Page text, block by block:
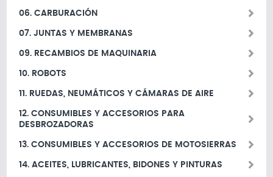
06. CARBURACIÓN
07. JUNTAS Y MEMBRANAS
09. RECAMBIOS DE MAQUINARIA
10. ROBOTS
11. RUEDAS, NEUMÁTICOS Y CÁMARAS DE AIRE
12. CONSUMIBLES Y ACCESORIOS PARA
DESBROZADORAS
13. CONSUMIBLES Y ACCESORIOS DE MOTOSIERRAS
14. ACEITES, LUBRICANTES, BIDONES Y PINTURAS